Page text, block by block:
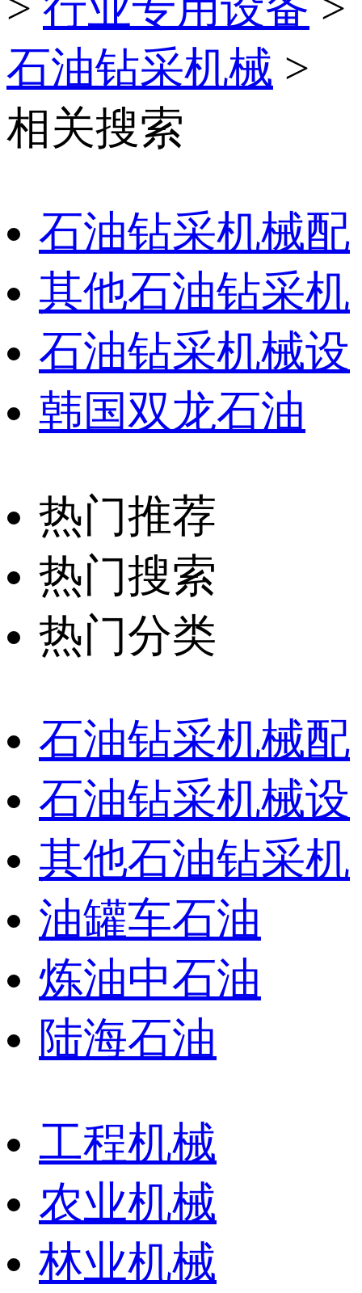
石油钻采机械 >
相关搜索
石油钻采机械配
其他石油钻采机
石油钻采机械设
韩国双龙石油
热门推荐
热门搜索
热门分类
石油钻采机械配
石油钻采机械设
其他石油钻采机
油罐车石油
炼油中石油
陆海石油
工程机械
农业机械
林业机械